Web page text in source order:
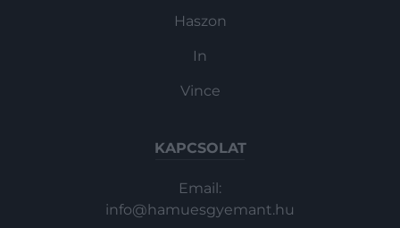
Haszon
In
Vince
KAPCSOLAT
Email:
info@hamuesgyemant.hu